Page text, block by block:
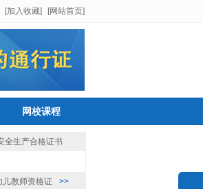
[网站首页]
[加入收藏]
网校课程
全生产合格证书
儿教师资格证 >>